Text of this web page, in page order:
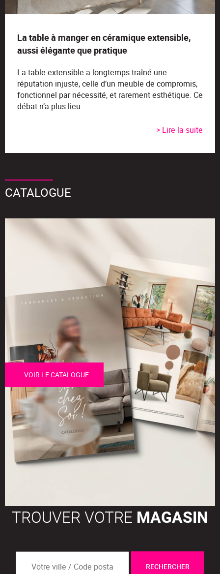
La table à manger en céramique extensible,
aussi élégante que pratique
La table extensible a longtemps traîné une
réputation injuste, celle d’un meuble de compromis,
fonctionnel par nécessité, et rarement esthétique. Ce
débat n’a plus lieu
> Lire la suite
CATALOGUE
VOIR LE CATALOGUE
TROUVER VOTRE MAGASIN
RECHERCHER